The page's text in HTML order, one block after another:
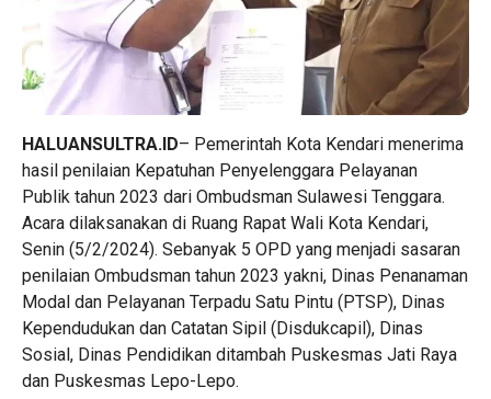
HALUANSULTRA.ID– Pemerintah Kota Kendari menerima
hasil penilaian Kepatuhan Penyelenggara Pelayanan
Publik tahun 2023 dari Ombudsman Sulawesi Tenggara.
Acara dilaksanakan di Ruang Rapat Wali Kota Kendari,
Senin (5/2/2024). Sebanyak 5 OPD yang menjadi sasaran
penilaian Ombudsman tahun 2023 yakni, Dinas Penanaman
Modal dan Pelayanan Terpadu Satu Pintu (PTSP), Dinas
Kependudukan dan Catatan Sipil (Disdukcapil), Dinas
Sosial, Dinas Pendidikan ditambah Puskesmas Jati Raya
dan Puskesmas Lepo-Lepo.